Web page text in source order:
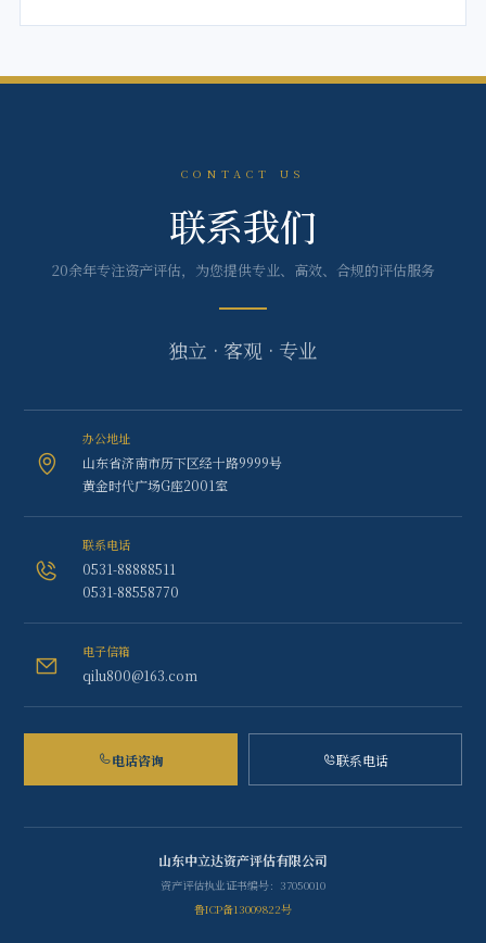
CONTACT US
联系我们
20余年专注资产评估，为您提供专业、高效、合规的评估服务
独立 · 客观 · 专业
办公地址
山东省济南市历下区经十路9999号
黄金时代广场G座2001室
联系电话
0531-88888511
0531-88558770
电子信箱
qilu800@163.com
电话咨询 联系电话
山东中立达资产评估有限公司
资产评估执业证书编号：37050010
鲁ICP备13009822号